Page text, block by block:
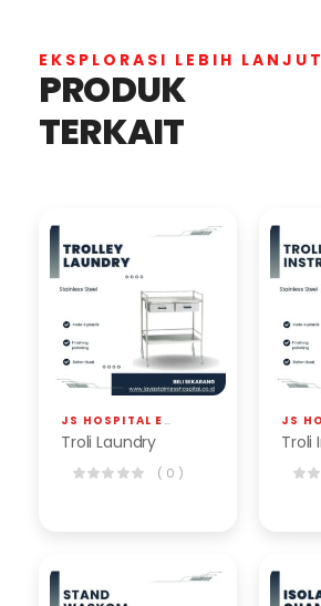
EKSPLORASI LEBIH LANJUT
PRODUK
TERKAIT
JS HOSPITAL EQP
Troli Laundry
( 0 )